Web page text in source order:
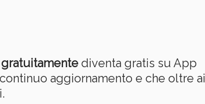
diventa gratis su App
aggiornamento e che oltre ai